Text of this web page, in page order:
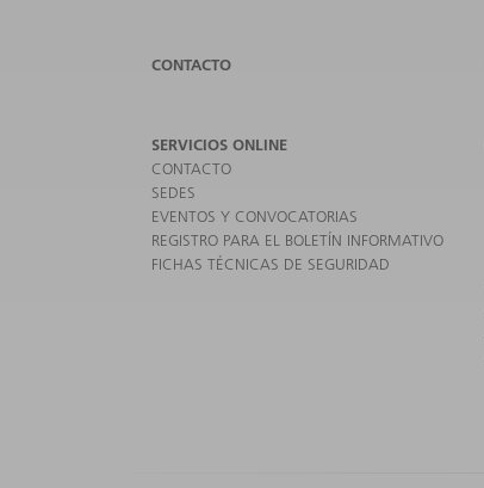
CONTACTO
SERVICIOS ONLINE
CONTACTO
SEDES
EVENTOS Y CONVOCATORIAS
REGISTRO PARA EL BOLETÍN INFORMATIVO
FICHAS TÉCNICAS DE SEGURIDAD